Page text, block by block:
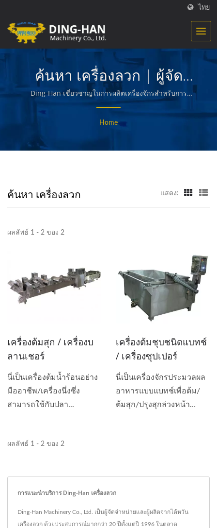
ไทย
ค้นหา เครื่องลวก | ผู้จัด
จำหน่ายเครื่องจักรและ
เครื่องจัดการการผลิตอาหาร
Ding-Han เชี่ยวชาญในการผลิตเครื่องจักรสำหรับการ
ประมวลผลอาหาร เราออกแบบ วิศวกรรม และสร้าง
เครื่องจักรที่ใช้ในการสร้างและบรรจุเนื้อสัตว์ที่เตรียมไว้ ผัก
และอาหารทะเล ฟรายส์ ขนมปังและขนมทอด และอาหาร
คุณภาพอื่น ๆ
Home
ค้นหา เครื่องลวก แสดง:
ผลลัพธ์ 1 - 2 ของ 2
เครื่องต้มสุก / เครื่องบ
ลานเชอร์
นี่เป็นเครื่องต้มน้ำร้อนอย่าง
มืออาชีพ/เครื่องนึ่งซึ่ง
สามารถใช้กับปลา...
เครื่องต้มชุบชนิดแบทช์
/ เครื่องซุปเปอร์
นี่เป็นเครื่องจักรประมวลผล
อาหารแบบแบทช์เพื่อต้ม/
ต้มสุก/ปรุงสุกล่วงหน้า
ผลลัพธ์ 1 - 2 ของ 2
การแนะนำบริการ Ding-Han เครื่องลวก
Ding-Han Machinery Co., Ltd. เป็นผู้จัดจำหน่ายและผู้ผลิตจากไต้หวัน
เครื่องลวก ด้วยประสบการณ์มากกว่า 20 ปีตั้งแต่ปี 1996 ในตลาด